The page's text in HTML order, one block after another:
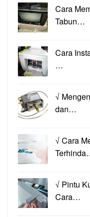
Cara
Tabun…
Cara
…
√
dan…
√ Cara
√ Pintu
Cara…